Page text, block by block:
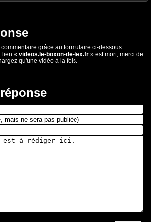
grâce au formulaire ci-dessous.
lien « videos.le-boxon-de-lex.fr » est mort, merci de
qu'une vidéo à la fois.